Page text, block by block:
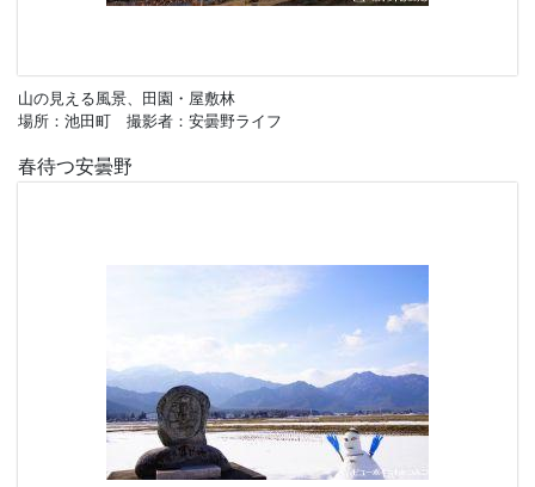
山の見える風景、田園・屋敷林
場所：池田町 撮影者：安曇野ライフ
春待つ安曇野